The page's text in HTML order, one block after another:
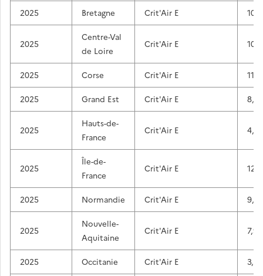
2025 Bretagne Crit'Air E 10,4
2025
Centre-Val
de Loire
Crit'Air E 10,6
2025 Corse Crit'Air E 11,1
2025 Grand Est Crit'Air E 8,2
2025
Hauts-de-
France
Crit'Air E 4,4
2025
Île-de-
France
Crit'Air E 12,9
2025 Normandie Crit'Air E 9,3
2025
Nouvelle-
Aquitaine
Crit'Air E 7,9
2025 Occitanie Crit'Air E 3,8